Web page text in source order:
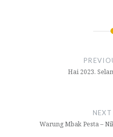
Hai 2023.
Warung Mbak Pesta –